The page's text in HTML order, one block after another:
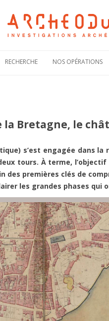
au
RECHERCHE
Notre
NOS OPÉRATIONS
Actualités de nos
opérations
présentation
la Bretagne, le
s’est engagée
tours. À terme,
premières clés de
les grandes phases qui